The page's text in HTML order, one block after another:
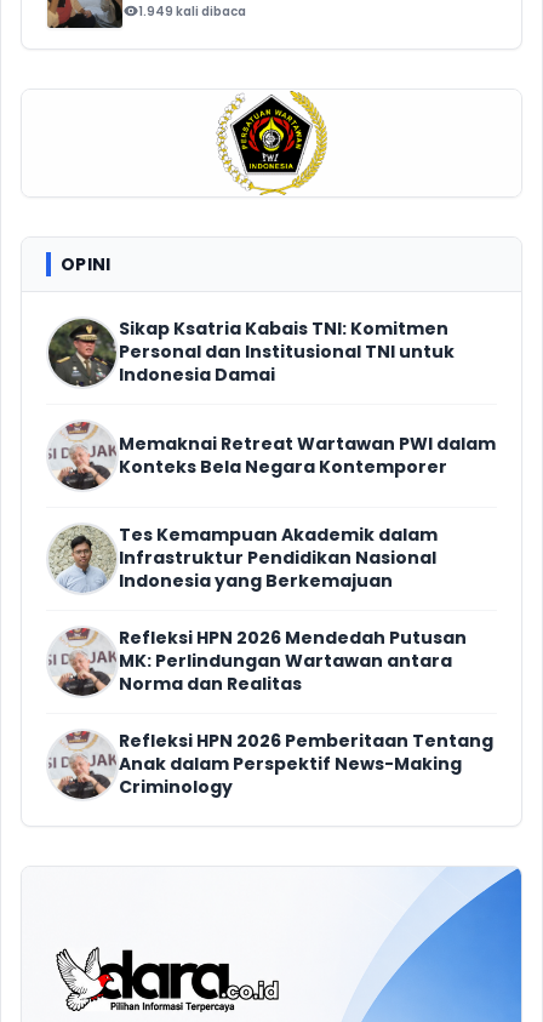
1.949 kali dibaca
OPINI
Sikap Ksatria Kabais TNI: Komitmen
Personal dan Institusional TNI untuk
Indonesia Damai
Memaknai Retreat Wartawan PWI dalam
Konteks Bela Negara Kontemporer
Tes Kemampuan Akademik dalam
Infrastruktur Pendidikan Nasional
Indonesia yang Berkemajuan
Refleksi HPN 2026 Mendedah Putusan
MK: Perlindungan Wartawan antara
Norma dan Realitas
Refleksi HPN 2026 Pemberitaan Tentang
Anak dalam Perspektif News-Making
Criminology